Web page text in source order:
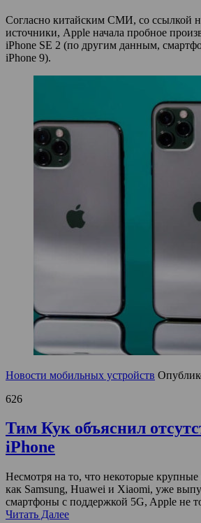
Согласно китайским СМИ, со ссылкой
источники, Apple начала пробное
iPhone SE 2 (по другим данным,
iPhone 9).
Новости мобильных устройств
626
Тим Кук объяснил
iPhone
Несмотря на то, что некоторые крупные
как Samsung, Huawei и Xiaomi, уже
смартфоны с поддержкой 5G, Apple не
Читать Далее